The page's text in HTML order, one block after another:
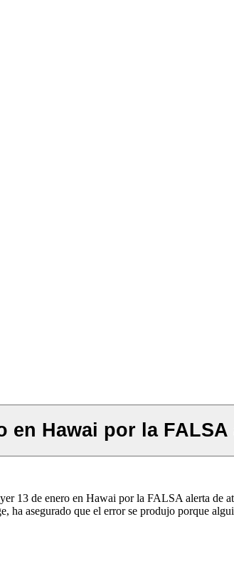
Hawai por la FALSA
13 de enero en Hawai por la FALSA alerta de
ha asegurado que el error se produjo porque